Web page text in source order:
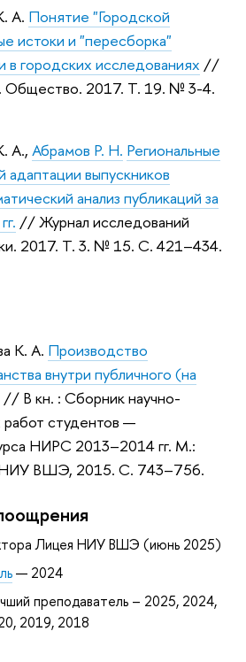
А. Понятие "Городской
истоки и "пересборка"
в городских исследованиях //
Общество. 2017. Т. 19. № 3-4.
А.,Абрамов Р. Н. Региональные
адаптации выпускников
анализ публикаций за
// Журнал исследований
2017. Т. 3. № 15. С. 421–434.
К. А. Производство
внутри публичного (на
// В кн. : Сборник научно-
работ студентов —
НИРС 2013–2014 гг. М.:
НИУ ВШЭ, 2015. С. 743–756.
Лицея НИУ ВШЭ (июнь 2025)
— 2024
преподаватель – 2025, 2024,
2019, 2018